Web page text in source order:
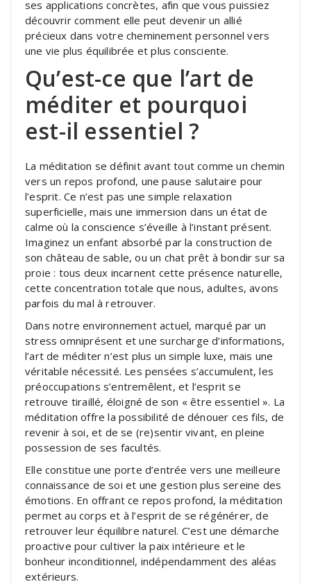
ses applications concrètes, afin que vous puissiez
découvrir comment elle peut devenir un allié
précieux dans votre cheminement personnel vers
une vie plus équilibrée et plus consciente.
Qu’est-ce que l’art de
méditer et pourquoi
est-il essentiel ?
La méditation se définit avant tout comme un chemin
vers un repos profond, une pause salutaire pour
l’esprit. Ce n’est pas une simple relaxation
superficielle, mais une immersion dans un état de
calme où la conscience s’éveille à l’instant présent.
Imaginez un enfant absorbé par la construction de
son château de sable, ou un chat prêt à bondir sur sa
proie : tous deux incarnent cette présence naturelle,
cette concentration totale que nous, adultes, avons
parfois du mal à retrouver.
Dans notre environnement actuel, marqué par un
stress omniprésent et une surcharge d’informations,
l’art de méditer n’est plus un simple luxe, mais une
véritable nécessité. Les pensées s’accumulent, les
préoccupations s’entremêlent, et l’esprit se
retrouve tiraillé, éloigné de son « être essentiel ». La
méditation offre la possibilité de dénouer ces fils, de
revenir à soi, et de se (re)sentir vivant, en pleine
possession de ses facultés.
Elle constitue une porte d’entrée vers une meilleure
connaissance de soi et une gestion plus sereine des
émotions. En offrant ce repos profond, la méditation
permet au corps et à l’esprit de se régénérer, de
retrouver leur équilibre naturel. C’est une démarche
proactive pour cultiver la paix intérieure et le
bonheur inconditionnel, indépendamment des aléas
extérieurs.